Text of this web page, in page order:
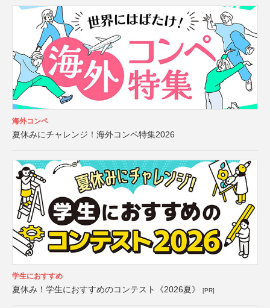
海外コンペ
夏休みにチャレンジ！海外コンペ特集2026
学生におすすめ
夏休み！学生におすすめのコンテスト《2026夏》 [PR]